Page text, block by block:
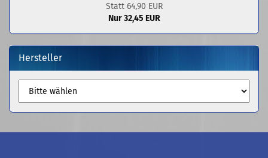
Statt 64,90 EUR
Nur 32,45 EUR
Hersteller